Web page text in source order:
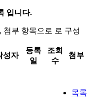
입니다.
첨부 항목으로 로 구성
성자
등록
일
조회
수
첨부
목록